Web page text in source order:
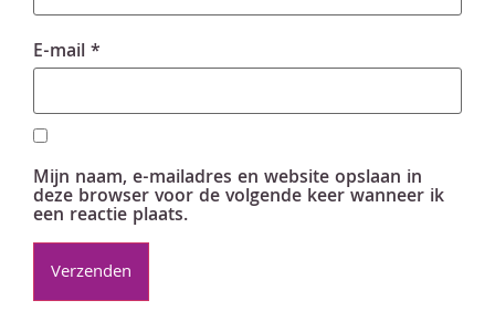
E-mail*
Mijn naam, e-mailadres en website opslaan in
deze browser voor de volgende keer wanneer ik
een reactie plaats.